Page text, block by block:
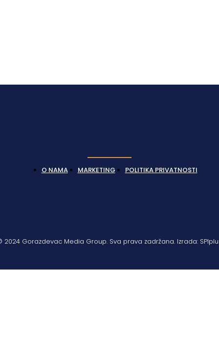
O NAMA MARKETING POLITIKA PRIVATNOSTI
2024 Gorazdevac Media Group. Sva prava zadržana. Izrada: